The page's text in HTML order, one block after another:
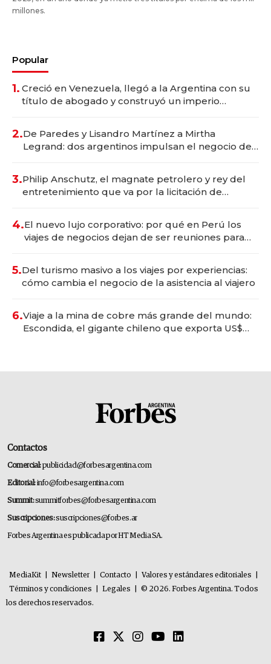
millones.
Popular
1. Creció en Venezuela, llegó a la Argentina con su
título de abogado y construyó un imperio
2.De Paredes y Lisandro Martínez a Mirtha
Legrand: dos argentinos impulsan el negocio del
3.Philip Anschutz, el magnate petrolero y rey del
entretenimiento que va por la licitación de
4.El nuevo lujo corporativo: por qué en Perú los
viajes de negocios dejan de ser reuniones para
5.Del turismo masivo a los viajes por experiencias:
cómo cambia el negocio de la asistencia al viajero
6.Viaje a la mina de cobre más grande del mundo:
Escondida, el gigante chileno que exporta US$
Contactos
Comercial:publicidad@forbesargentina.com
Editorial:info@forbesargentina.com
Summit:summitforbes@forbesargentina.com
Suscripciones:suscripciones@forbes.ar
Forbes Argentina es publicada por HT Media SA.
MediaKit Newsletter Contacto Valores y estándares editoriales
Términos y condiciones
Legales
© 2026. Forbes Argentina. Todos
los derechos reservados.